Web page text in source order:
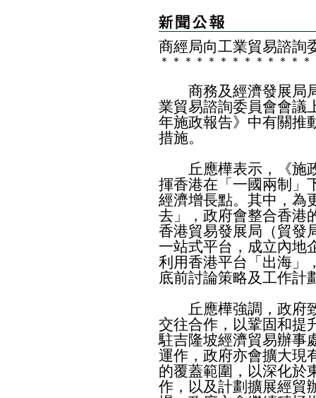
商經局向工業貿易諮詢
＊ ＊ ＊ ＊ ＊ ＊ ＊ ＊ ＊ ＊ ＊ ＊ ＊
商務及經濟發展局局
業貿易諮詢委員會會議
年施政報告》中有關推
措施。
丘應樺表示，《施政
揮香港在「一國兩制」
經濟增長點。其中，為
去」，政府會整合香港
香港貿易發展局（貿發
一站式平台，成立內地
利用香港平台「出海」
底前討論策略及工作計
丘應樺強調，政府致
交往合作，以鞏固和提
駐吉隆坡經濟貿易辦事
運作，政府亦會擴大現
的覆蓋範圍，以深化於
作，以及計劃擴展經貿